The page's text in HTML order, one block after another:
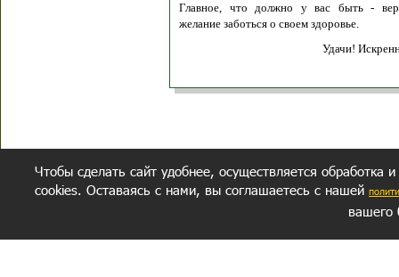
Главное, что должно у вас быть -
желание заботься о своем здоровье.
Удачи!
Чтобы сделать сайт удобнее, осуществляется обработка
cookies. Оставаясь с нами, вы соглашаетесь с нашей
вашего